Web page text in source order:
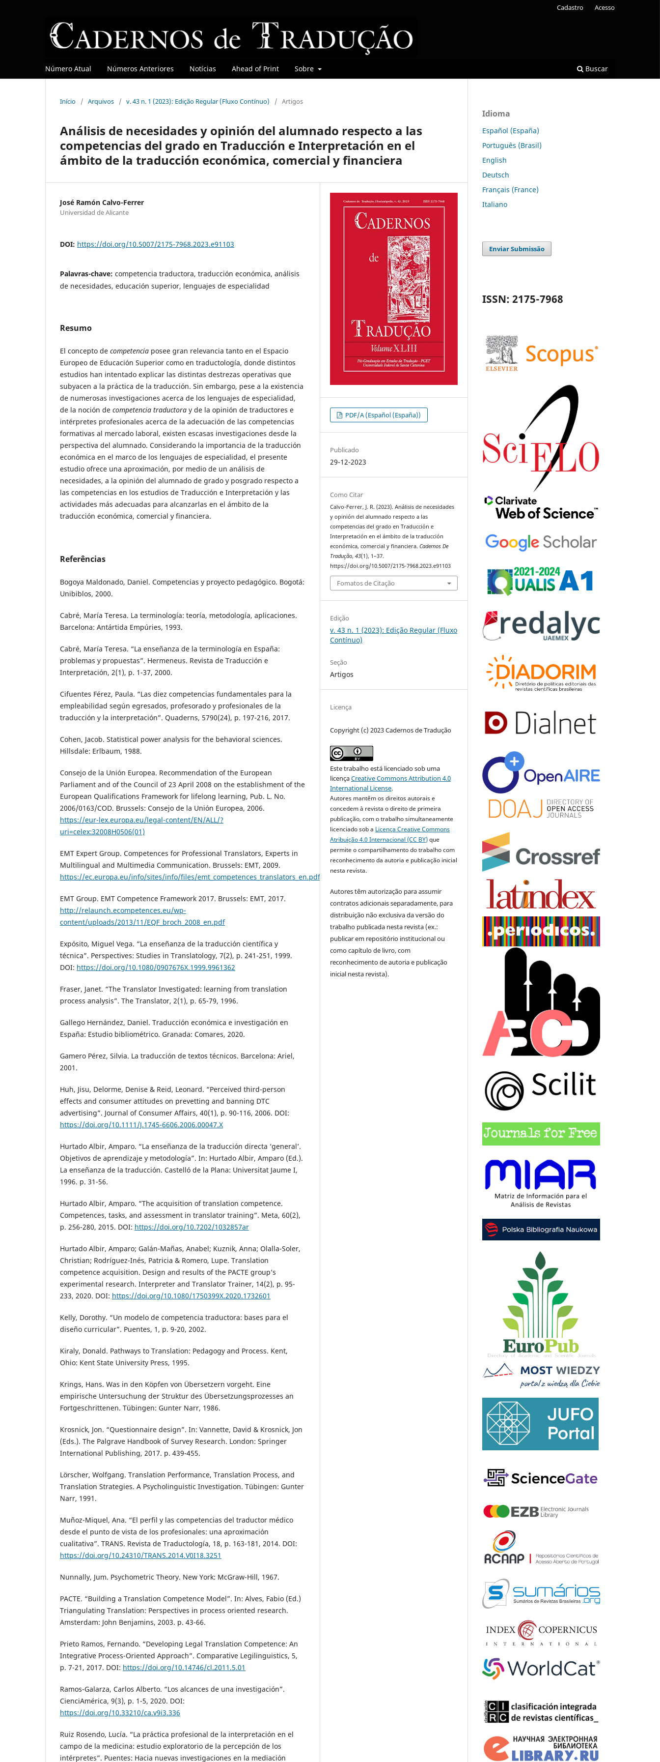
Número Atual Números Anteriores Notícias Ahead of Print Sobre Buscar
Cadastro Acesso
Início / Arquivos / v. 43 n. 1 (2023): Edição Regular (Fluxo Contínuo) / Artigos
Análisis de necesidades y opinión del alumnado respecto a las
competencias del grado en Traducción e Interpretación en el
ámbito de la traducción económica, comercial y financiera
José Ramón Calvo-Ferrer
Universidad de Alicante
DOI: https://doi.org/10.5007/2175-7968.2023.e91103
Palavras-chave: competencia traductora, traducción económica, análisis
de necesidades, educación superior, lenguajes de especialidad
Resumo
El concepto de competencia posee gran relevancia tanto en el Espacio
Europeo de Educación Superior como en traductología, donde distintos
estudios han intentado explicar las distintas destrezas operativas que
subyacen a la práctica de la traducción. Sin embargo, pese a la existencia
de numerosas investigaciones acerca de los lenguajes de especialidad,
de la noción de competencia traductora y de la opinión de traductores e
intérpretes profesionales acerca de la adecuación de las competencias
formativas al mercado laboral, existen escasas investigaciones desde la
perspectiva del alumnado. Considerando la importancia de la traducción
económica en el marco de los lenguajes de especialidad, el presente
estudio ofrece una aproximación, por medio de un análisis de
necesidades, a la opinión del alumnado de grado y posgrado respecto a
las competencias en los estudios de Traducción e Interpretación y las
actividades más adecuadas para alcanzarlas en el ámbito de la
traducción económica, comercial y financiera.
Referências
Bogoya Maldonado, Daniel. Competencias y proyecto pedagógico. Bogotá:
Unibiblos, 2000.
Cabré, María Teresa. La terminología: teoría, metodología, aplicaciones.
Barcelona: Antártida Empúries, 1993.
Cabré, María Teresa. “La enseñanza de la terminología en España:
problemas y propuestas”. Hermeneus. Revista de Traducción e
Interpretación, 2(1), p. 1-37, 2000.
Cifuentes Férez, Paula. “Las diez competencias fundamentales para la
empleabilidad según egresados, profesorado y profesionales de la
traducción y la interpretación”. Quaderns, 5790(24), p. 197-216, 2017.
Cohen, Jacob. Statistical power analysis for the behavioral sciences.
Hillsdale: Erlbaum, 1988.
Consejo de la Unión Europea. Recommendation of the European
Parliament and of the Council of 23 April 2008 on the establishment of the
European Qualifications Framework for lifelong learning, Pub. L. No.
2006/0163/COD. Brussels: Consejo de la Unión Europea, 2006.
https://eur-lex.europa.eu/legal-content/EN/ALL/?
uri=celex:32008H0506(01)
EMT Expert Group. Competences for Professional Translators, Experts in
Multilingual and Multimedia Communication. Brussels: EMT, 2009.
https://ec.europa.eu/info/sites/info/files/emt_competences_translators_en.pdf
EMT Group. EMT Competence Framework 2017. Brussels: EMT, 2017.
http://relaunch.ecompetences.eu/wp-
content/uploads/2013/11/EQF_broch_2008_en.pdf
Expósito, Miguel Vega. “La enseñanza de la traducción científica y
técnica”. Perspectives: Studies in Translatology, 7(2), p. 241-251, 1999.
DOI: https://doi.org/10.1080/0907676X.1999.9961362
Fraser, Janet. “The Translator Investigated: learning from translation
process analysis”. The Translator, 2(1), p. 65-79, 1996.
Gallego Hernández, Daniel. Traducción económica e investigación en
España: Estudio bibliométrico. Granada: Comares, 2020.
Gamero Pérez, Silvia. La traducción de textos técnicos. Barcelona: Ariel,
2001.
Huh, Jisu, Delorme, Denise & Reid, Leonard. “Perceived third-person
effects and consumer attitudes on prevetting and banning DTC
advertising”. Journal of Consumer Affairs, 40(1), p. 90-116, 2006. DOI:
https://doi.org/10.1111/J.1745-6606.2006.00047.X
Hurtado Albir, Amparo. “La enseñanza de la traducción directa ‘general’.
Objetivos de aprendizaje y metodología”. In: Hurtado Albir, Amparo (Ed.).
La enseñanza de la traducción. Castelló de la Plana: Universitat Jaume I,
1996. p. 31-56.
Hurtado Albir, Amparo. “The acquisition of translation competence.
Competences, tasks, and assessment in translator training”. Meta, 60(2),
p. 256-280, 2015. DOI: https://doi.org/10.7202/1032857ar
Hurtado Albir, Amparo; Galán-Mañas, Anabel; Kuznik, Anna; Olalla-Soler,
Christian; Rodríguez-Inés, Patricia & Romero, Lupe. Translation
competence acquisition. Design and results of the PACTE group’s
experimental research. Interpreter and Translator Trainer, 14(2), p. 95-
233, 2020. DOI: https://doi.org/10.1080/1750399X.2020.1732601
Kelly, Dorothy. “Un modelo de competencia traductora: bases para el
diseño curricular”. Puentes, 1, p. 9-20, 2002.
Kiraly, Donald. Pathways to Translation: Pedagogy and Process. Kent,
Ohio: Kent State University Press, 1995.
Krings, Hans. Was in den Köpfen von Übersetzern vorgeht. Eine
empirische Untersuchung der Struktur des Übersetzungsprozesses an
Fortgeschrittenen. Tübingen: Gunter Narr, 1986.
Krosnick, Jon. “Questionnaire design”. In: Vannette, David & Krosnick, Jon
(Eds.). The Palgrave Handbook of Survey Research. London: Springer
International Publishing, 2017. p. 439-455.
Lörscher, Wolfgang. Translation Performance, Translation Process, and
Translation Strategies. A Psycholinguistic Investigation. Tübingen: Gunter
Narr, 1991.
Muñoz-Miquel, Ana. “El perfil y las competencias del traductor médico
desde el punto de vista de los profesionales: una aproximación
cualitativa”. TRANS. Revista de Traductología, 18, p. 163-181, 2014. DOI:
https://doi.org/10.24310/TRANS.2014.V0I18.3251
Nunnally, Jum. Psychometric Theory. New York: McGraw-Hill, 1967.
PACTE. “Building a Translation Competence Model”. In: Alves, Fabio (Ed.)
Triangulating Translation: Perspectives in process oriented research.
Amsterdam: John Benjamins, 2003. p. 43-66.
Prieto Ramos, Fernando. “Developing Legal Translation Competence: An
Integrative Process-Oriented Approach”. Comparative Legilinguistics, 5,
p. 7-21, 2017. DOI: https://doi.org/10.14746/cl.2011.5.01
Ramos-Galarza, Carlos Alberto. “Los alcances de una investigación”.
CienciAmérica, 9(3), p. 1-5, 2020. DOI:
https://doi.org/10.33210/ca.v9i3.336
Ruiz Rosendo, Lucía. “La práctica profesional de la interpretación en el
campo de la medicina: estudio exploratorio de la percepción de los
intérpretes”. Puentes: Hacia nuevas investigaciones en la mediación
PDF/A (Español (España))
Publicado
29-12-2023
Como Citar
Calvo-Ferrer, J. R. (2023). Análisis de necesidades
y opinión del alumnado respecto a las
competencias del grado en Traducción e
Interpretación en el ámbito de la traducción
económica, comercial y financiera.Cadernos De
Tradução,43(1), 1–37.
https://doi.org/10.5007/2175-7968.2023.e91103
Fomatos de Citação
Edição
v. 43 n. 1 (2023): Edição Regular (Fluxo
Contínuo)
Seção
Artigos
Licença
Copyright (c) 2023 Cadernos de Tradução
Este trabalho está licenciado sob uma
licençaCreative Commons Attribution 4.0
International License.
Autores mantêm os direitos autorais e
concedem à revista o direito de primeira
publicação, com o trabalho simultaneamente
licenciado sob a Licença Creative Commons
Atribuição 4.0 Internacional (CC BY)que
permite o compartilhamento do trabalho com
reconhecimento da autoria e publicação inicial
nesta revista.
Autores têm autorização para assumir
contratos adicionais separadamente, para
distribuição não exclusiva da versão do
trabalho publicada nesta revista (ex.:
publicar em repositório institucional ou
como capítulo de livro, com
reconhecimento de autoria e publicação
inicial nesta revista).
Idioma
Español (España)
Português (Brasil)
English
Deutsch
Français (France)
Italiano
Enviar Submissão
ISSN: 2175-7968